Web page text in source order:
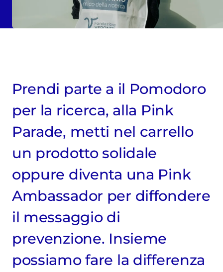
Prendi parte a il Pomodoro
per la ricerca, alla Pink
Parade, metti nel carrello
un prodotto solidale
oppure diventa una Pink
Ambassador per diffondere
il messaggio di
prevenzione. Insieme
possiamo fare la differenza